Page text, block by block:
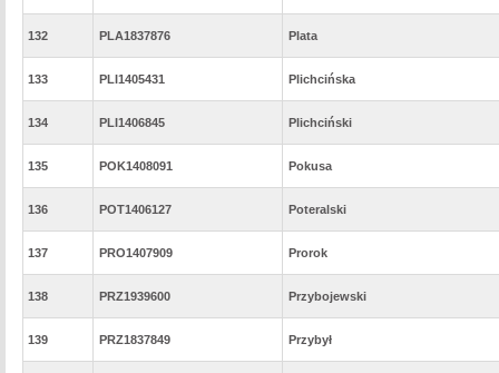
132 PLA1837876 Plata
133 PLI1405431 Plichcińska
134 PLI1406845 Plichciński
135 POK1408091 Pokusa
136 POT1406127 Poteralski
137 PRO1407909 Prorok
138 PRZ1939600 Przybojewski
139 PRZ1837849 Przybył